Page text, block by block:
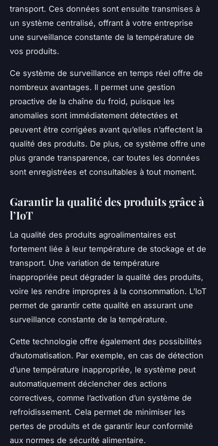
transport. Ces données sont ensuite transmises à
un système centralisé, offrant à votre entreprise
une surveillance constante de la température de
vos produits.
Ce système de surveillance en temps réel offre de
nombreux avantages. Il permet une gestion
proactive de la chaîne du froid, puisque les
anomalies sont immédiatement détectées et
peuvent être corrigées avant qu’elles n’affectent la
qualité des produits. De plus, ce système offre une
plus grande transparence, car toutes les données
sont enregistrées et consultables à tout moment.
Garantir la qualité des produits grâce à
l’IoT
La qualité des produits agroalimentaires est
fortement liée à leur température de stockage et de
transport. Une variation de température
inappropriée peut dégrader la qualité des produits,
voire les rendre impropres à la consommation. L’IoT
permet de garantir cette qualité en assurant une
surveillance constante de la température.
Cette technologie offre également des possibilités
d’automatisation. Par exemple, en cas de détection
d’une température inappropriée, le système peut
automatiquement déclencher des actions
correctives, comme l’activation d’un système de
refroidissement. Cela permet de minimiser les
pertes de produits et de garantir leur conformité
aux normes de sécurité alimentaire.